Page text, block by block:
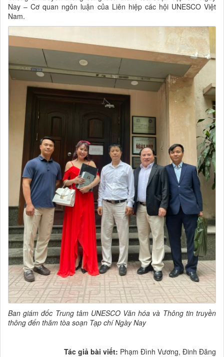
Nay – Cơ quan ngôn luận của Liên hiệp các hội UNESCO Việt
Nam.
Ban giám đốc Trung tâm UNESCO Văn hóa và Thông tin truyền
thông đến thăm tòa soạn Tạp chí Ngày Nay
Tác giả bài viết: Phạm Đình Vương, Đinh Đăng